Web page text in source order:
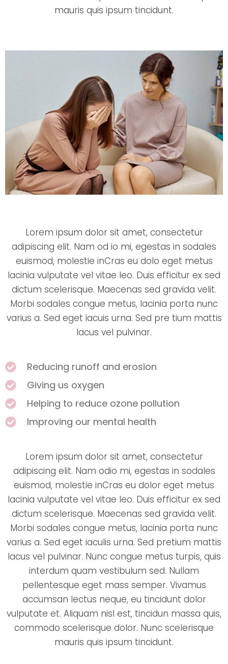
mauris quis ipsum tincidunt.
Lorem ipsum dolor sit amet, consectetur
adipiscing elit. Nam od io mi, egestas in sodales
euismod, molestie inCras eu dolo eget metus
lacinia vulputate vel vitae leo. Duis efficitur ex sed
dictum scelerisque. Maecenas sed gravida velit.
Morbi sodales congue metus, lacinia porta nunc
varius a. Sed eget iacuis urna. Sed pre tium mattis
lacus vel pulvinar.
Reducing runoff and erosion
Giving us oxygen
Helping to reduce ozone pollution
Improving our mental health
Lorem ipsum dolor sit amet, consectetur
adipiscing elit. Nam odio mi, egestas in sodales
euismod, molestie inCras eu dolor eget metus
lacinia vulputate vel vitae leo. Duis efficitur ex sed
dictum scelerisque. Maecenas sed gravida velit.
Morbi sodales congue metus, lacinia porta nunc
varius a. Sed eget iaculis urna. Sed pretium mattis
lacus vel pulvinar. Nunc congue metus turpis, quis
interdum quam vestibulum sed. Nullam
pellentesque eget mass semper. Vivamus
accumsan lectus neque, eu tincidunt dolor
vulputate et. Aliquam nisl est, tincidun massa quis,
commodo scelerisque dolor. Nunc scelerisque
mauris quis ipsum tincidunt.